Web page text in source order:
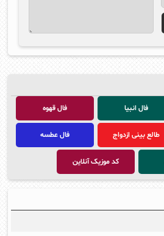
فال انبیا فال قهوه
طالع بینی ازدواج فال عطسه
کد موزیک آنلاین